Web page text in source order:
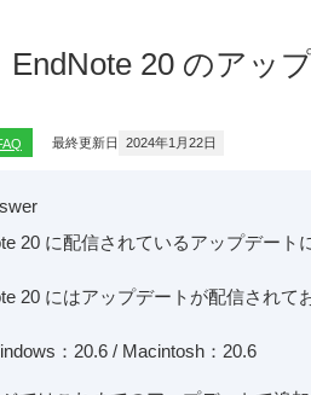
EndNote 20 のアッ
最終更新日 2024年1月22日
20 に配信されているアップデート
20 にはアップデートが配信されて
：20.6 / Macintosh：20.6